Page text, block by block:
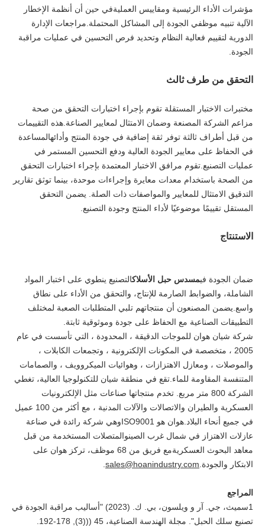
مؤشرات الأداء الرئيسية ومقاييس العمليةفي حين أن أنظمة الإخطار
الآلية تنبيه موظفي الجودة إلى المشاكل المحتملة.مراجعات الإدارة
الدورية لتقييم فعالية النظام وتحديد فرص التحسين في عمليات مراقبة
الجودة.
التحقق من طرف ثالث
مختبرات الاختبار المستقلة تقوم بإجراء اختبارات التحقق من صحة
مزاعم الشركة المصنعة وضمان الامتثال لمعايير الصناعة.هذه التقييمات
من قبل أطراف ثالثة توفر ثقة إضافية في جودة المنتج وأدائهالمساعدة
في الحفاظ على معايير الجودة العالية ودفع التحسين المستمر في
عمليات التصنيع.تقوم مرافق الاختبار المعتمدة بإجراء اختبارات التحقق
من الصحة باستخدام معدات معايرة وإجراءات موحدة، بينما توثق تقارير
التدقيق الامتثال للمعايير والمواصفات ذات الصلة. يضمن التحقق
المستقل تقييمًا موضوعيًا لأداء المنتج وجودة التصنيع.
الاستنتاج
ضمان الجودة فيمسدس حبل الأسلاكالتصنيع ينطوي على اختبار المواد
الشاملة، والضوابط الصارمة للإنتاج، والتحقق من الأداء على نطاق
واسع.يضمن المصنعون أن منتجاتهم تلبي المتطلبات الصعبة لمختلف
التطبيقات الصناعية مع الحفاظ على جودة وموثوقية ثابتة.
شركة شيان هوان للموجات الدقيقة ، المحدودة ، التي تأسست في عام
2005 ، متخصصة في المكونات الإلكترونية ، وتجمعات الكابلات ،
والموصلات ، ومعازل الاهتزازات ، وهوائيات الميكروويف ، والصمامات
المتنفسة المقاومة للماء.تقع في منطقة شيان للتكنولوجيا العالية، تغطي
الشركة 800 متر مربع. تخدم منتجاتها صناعات مثل الإلكترونيات
العسكرية والطيران والاتصالات والآلات المدنية ، مع أكثر من 100 عميل
في جميع أنحاء البلاد.هوان هو ISO9001وهي شركة رائدة في صناعة
عازلات الاهتزاز في شمال غرب الصينوالمتصلات المستخدمة من قبل
معاهد البحوث العسكريةمع فريق من 68 موظف، تركز هوان على
الابتكار والجودة. sales@hoanindustry.com
المراجع
1سميث، جي. آر و ويلسون، بي. ك. (2023) "أساليب مراقبة الجودة في
تصنيع سلك الحبل". مجلة الهندسة الصناعية، 45 (((3), 178-192.